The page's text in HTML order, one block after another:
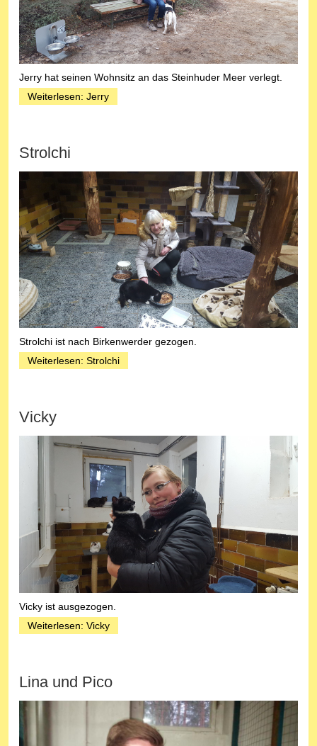
Jerry hat seinen Wohnsitz an das Steinhuder Meer verlegt.
Weiterlesen: Jerry
Strolchi
Strolchi ist nach Birkenwerder gezogen.
Weiterlesen: Strolchi
Vicky
Vicky ist ausgezogen.
Weiterlesen: Vicky
Lina und Pico